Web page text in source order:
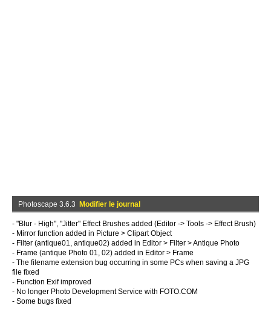
Photoscape 3.6.3 Modifier le journal
- "Blur - High", "Jitter" Effect Brushes added (Editor -> Tools -> Effect Brush)
- Mirror function added in Picture > Clipart Object
- Filter (antique01, antique02) added in Editor > Filter > Antique Photo
- Frame (antique Photo 01, 02) added in Editor > Frame
- The filename extension bug occurring in some PCs when saving a JPG
file fixed
- Function Exif improved
- No longer Photo Development Service with FOTO.COM
- Some bugs fixed